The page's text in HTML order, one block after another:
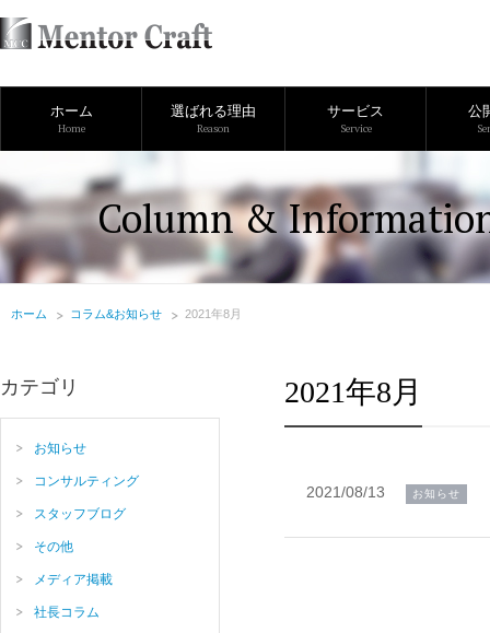
ホーム
Home
選ばれる理由
Reason
サービス
Service
公
Column &
ホーム コラム&お知らせ 2021年8月
2021年8月
2021/08/13 お知らせ
カテゴリ
お知らせ
コンサルティング
スタッフブログ
その他
メディア掲載
社長コラム